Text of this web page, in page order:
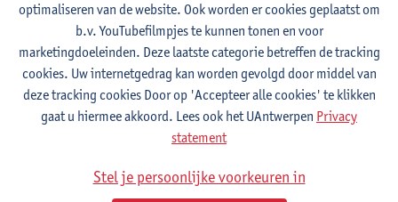
2026-2027 2025-2026
Didactiek taal in het basisonderwijs
Onderwijsdiversiteit, gelijkwaardigheid
optimaliseren van de website. Ook worden er cookies geplaatst om
b.v. YouTubefilmpjes te kunnen tonen en voor
marketingdoeleinden. Deze laatste categorie betreffen de tracking
cookies. Uw internetgedrag kan worden gevolgd door middel van
deze tracking cookies Door op 'Accepteer alle cookies' te klikken
gaat u hiermee akkoord. Lees ook het UAntwerpen Privacy
statement
Stel je persoonlijke voorkeuren in